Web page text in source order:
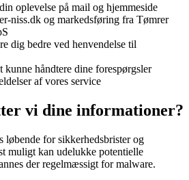
oplevelse på mail og hjemmeside
niss.dk og markedsføring fra Tømrer
dig bedre ved henvendelse til
håndtere dine forespørgsler
af vores service
vi dine informationer?
løbende for sikkerhedsbrister og
muligt kan udelukke potentielle
der regelmæssigt for malware.